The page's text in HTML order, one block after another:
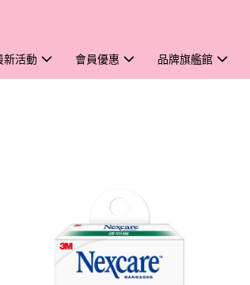
新活動 會員優惠 品牌旗艦館